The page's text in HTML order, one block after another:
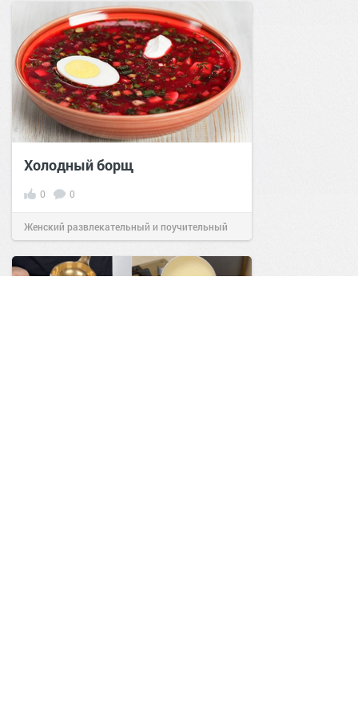
Холодный борщ
0 0
Женский развлекательный и поучительный
сайт.23:08Вчера